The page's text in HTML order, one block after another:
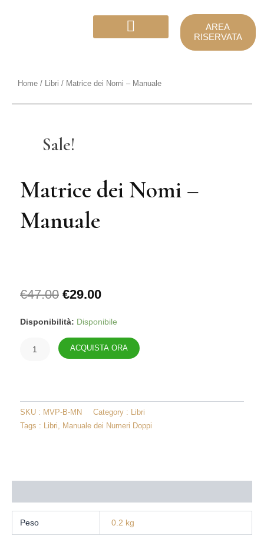
AREA
RISERVATA
Home / Libri / Matrice dei Nomi – Manuale
Sale!
Matrice dei Nomi –
Manuale
€47.00 Il
originale
era:
€47.00.
€29.00Il
attuale
è:
€29.00.
Disponibilità: Disponibile
Matrice
Nomi
ACQUISTA ORA
SKU : MVP-B-MN Category :
Libri
Tags :
Libri Manuale dei Numeri Doppi
Peso 0.2 kg